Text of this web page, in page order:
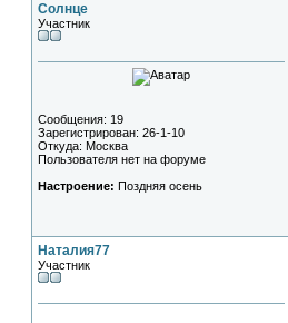
Солнце
Участник
Сообщения: 19
Зарегистрирован: 26-1-10
Откуда: Москва
Пользователя нет на форуме
Настроение: Поздняя осень
Наталия77
Участник